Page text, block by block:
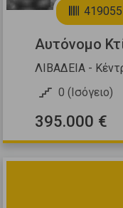
419055
Αυτόνομο
ΛΙΒΑΔΕΙΑ -
0 (Ισόγειο)
395.000 €